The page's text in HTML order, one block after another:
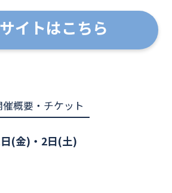
イトはこちら
催概要・チケット
(金)・2日(土)